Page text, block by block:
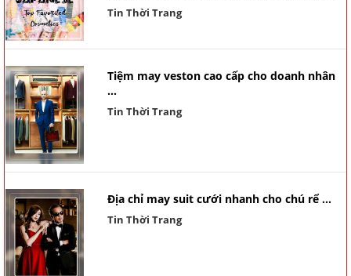
Tin Thời Trang
Tiệm may veston cao cấp cho doanh nhân
...
Tin Thời Trang
Địa chỉ may suit cưới nhanh cho chú rể ...
Tin Thời Trang